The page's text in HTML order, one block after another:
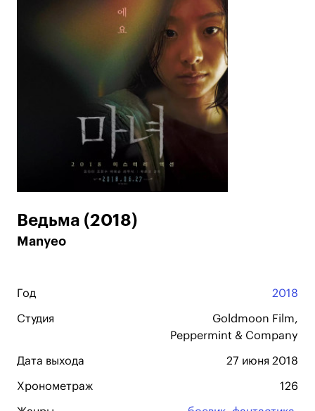
Ведьма (2018)
Manyeo
Год 2018
Студия
Goldmoon Film,
Peppermint & Company
Дата выхода 27 июня 2018
Хронометраж 126